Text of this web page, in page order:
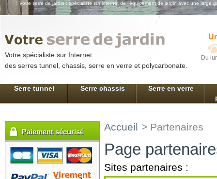
Votre serre de jardin : spécialiste sur internet de l'équipement de jardin avec une large
Serre tunnel Serre chassis
Serre en verre
Du
Votre spécialiste sur Internet
des serres tunnel, chassis, serre en verre et polycarbonate.
Paiement sécurisé Accueil > Partenaires
Page
Sites partenaires :